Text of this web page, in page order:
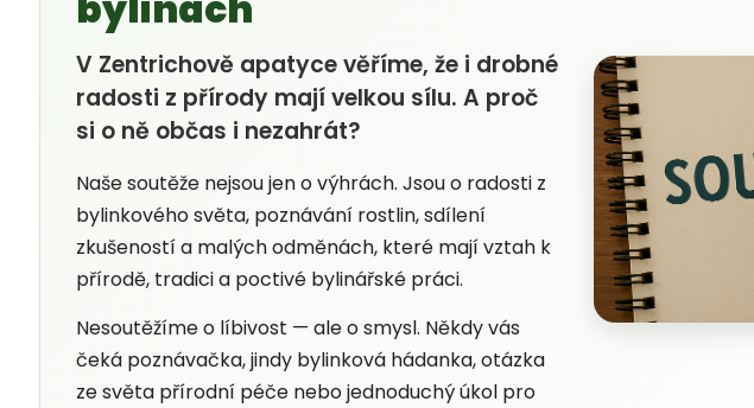
V Zentrichově apatyce věříme, že i drobné
radosti z přírody mají velkou sílu. A proč
si o ně občas i nezahrát?
Naše soutěže nejsou jen o výhrách. Jsou o radosti z
bylinkového světa, poznávání rostlin, sdílení
zkušeností a malých odměnách, které mají vztah k
přírodě, tradici a poctivé bylinářské práci.
Nesoutěžíme o líbivost — ale o smysl. Někdy vás
čeká poznávačka, jindy bylinková hádanka, otázka
ze světa přírodní péče nebo jednoduchý úkol pro